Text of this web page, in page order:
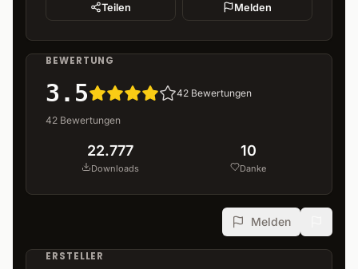
Teilen Melden
BEWERTUNG
3.5 42 Bewertungen
42 Bewertungen
22.777
Downloads
10
Danke
Melden
ERSTELLER